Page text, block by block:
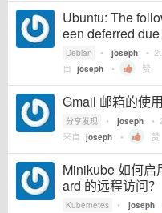
Ubuntu: The
een deferred
Debian • joseph •
自 joseph • 赞
Gmail 邮箱的使
分享发现 • joseph •
来自 joseph • 赞
Minikube 如何启
ard 的远程访问？
Kubernetes • joseph